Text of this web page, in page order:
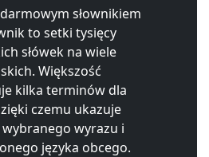
słownikiem
to setki tysięcy
słówek na wiele
Większość
kilka terminów dla
czemu ukazuje
wyrazu i
języka obcego.